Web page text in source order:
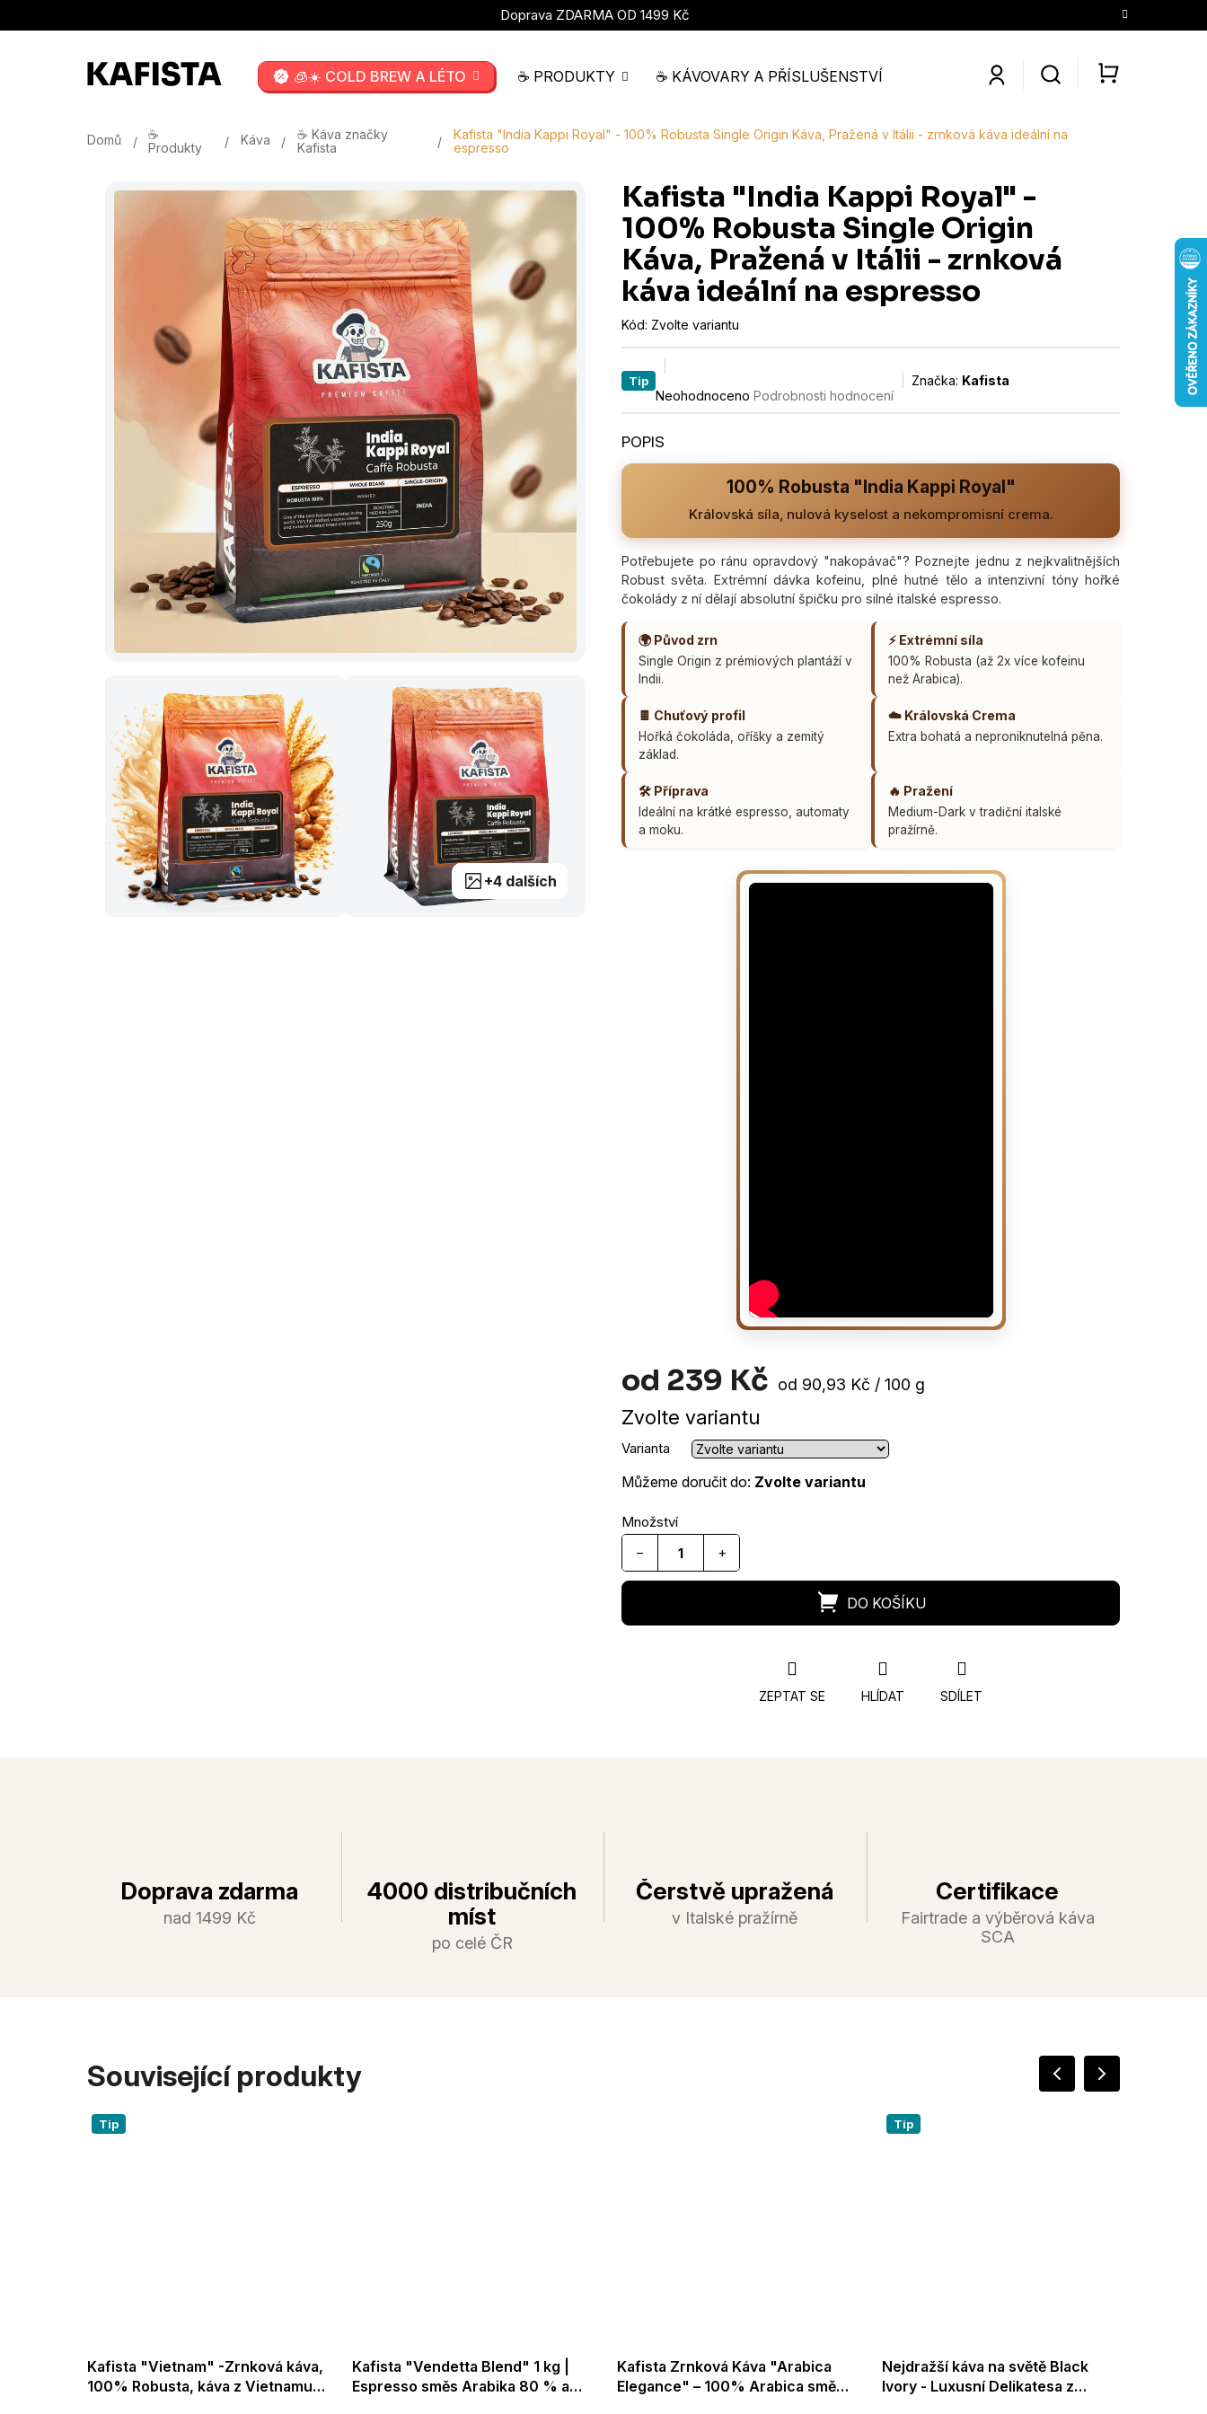
Doprava ZDARMA OD 1499 Kč
🧊☀️ COLD BREW A LÉTO ☕ PRODUKTY ☕ KÁVOVARY A PŘÍSLUŠENSTVÍ KONTAKTY O NÁS
Domů
☕
Produkty
Káva
☕ Káva značky
Kafista
Kafista "India Kappi Royal" - 100% Robusta Single Origin Káva, Pražená v Itálii - zrnková káva ideální na
espresso
+4 dalších
Kafista "India Kappi Royal" -
100% Robusta Single Origin
Káva, Pražená v Itálii - zrnková
káva ideální na espresso
Kód: Zvolte variantu
Tip Průměrné
hodnocení
je
hvězdiček.
Neohodnoceno Podrobnosti hodnocení
Značka: Kafista
100% Robusta "India Kappi Royal"
Královská síla, nulová kyselost a nekompromisní crema.
Potřebujete po ránu opravdový "nakopávač"? Poznejte jednu z nejkvalitnějších
Robust světa. Extrémní dávka kofeinu, plné hutné tělo a intenzivní tóny hořké
čokolády z ní dělají absolutní špičku pro silné italské espresso.
🌍 Původ zrn
Single Origin z prémiových plantáží v
Indii.
⚡ Extrémní síla
100% Robusta (až 2x více kofeinu
než Arabica).
🍫 Chuťový profil
Hořká čokoláda, oříšky a zemitý
základ.
☁️ Královská Crema
Extra bohatá a neproniknutelná pěna.
🛠️ Příprava
Ideální na krátké espresso, automaty
a moku.
🔥 Pražení
Medium-Dark v tradiční italské
pražírně.
od 239 Kč Měrná
od 90,93 Kč / 100 g
Zvolte variantu
Varianta
Můžeme doručit do: Zvolte variantu
+
−
ZEPTAT SE HLÍDAT SDÍLET
Doprava zdarma
nad 1499 Kč
4000 distribučních
míst
po celé ČR
Čerstvě upražená
v Italské pražírně
Certifikace
Fairtrade a výběrová káva
SCA
Související produkty
Tip
Kafista "Vietnam" -Zrnková káva,
100% Robusta, káva z Vietnamu,
Kafista "Vendetta Blend" 1 kg |
Espresso směs Arabika 80 % a
Kafista Zrnková Káva "Arabica
Elegance" – 100% Arabica směs,
Tip
Nejdražší káva na světě Black
Ivory - Luxusní Delikatesa z